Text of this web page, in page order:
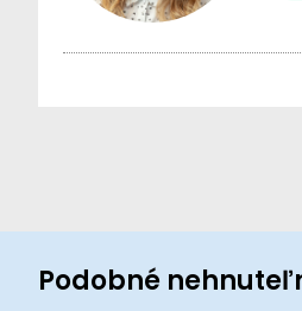
Podobné